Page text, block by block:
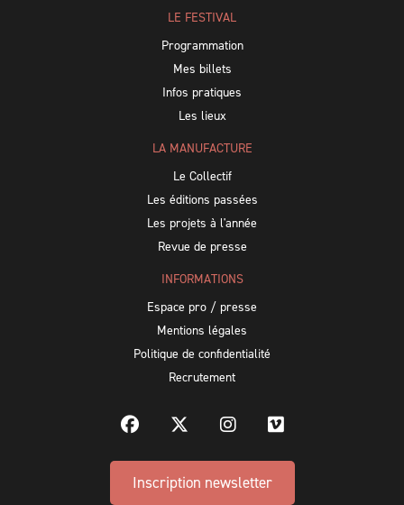
LE FESTIVAL
Programmation
Mes billets
Infos pratiques
Les lieux
LA MANUFACTURE
Le Collectif
Les éditions passées
Les projets à l'année
Revue de presse
INFORMATIONS
Espace pro / presse
Mentions légales
Politique de confidentialité
Recrutement
Inscription newsletter